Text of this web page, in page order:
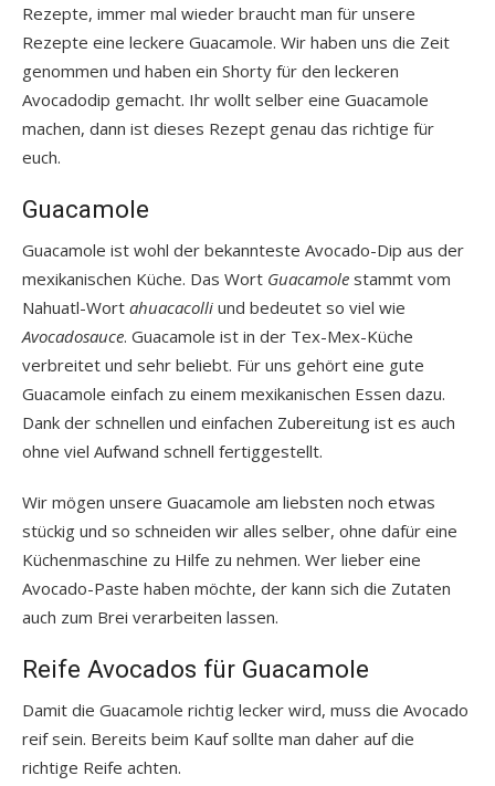
Rezepte, immer mal wieder braucht man für unsere
Rezepte eine leckere Guacamole. Wir haben uns die Zeit
genommen und haben ein Shorty für den leckeren
Avocadodip gemacht. Ihr wollt selber eine Guacamole
machen, dann ist dieses Rezept genau das richtige für
euch.
Guacamole
Guacamole ist wohl der bekannteste Avocado-Dip aus der
mexikanischen Küche. Das Wort Guacamole stammt vom
Nahuatl-Wort ahuacacolli und bedeutet so viel wie
Avocadosauce. Guacamole ist in der Tex-Mex-Küche
verbreitet und sehr beliebt. Für uns gehört eine gute
Guacamole einfach zu einem mexikanischen Essen dazu.
Dank der schnellen und einfachen Zubereitung ist es auch
ohne viel Aufwand schnell fertiggestellt.
Wir mögen unsere Guacamole am liebsten noch etwas
stückig und so schneiden wir alles selber, ohne dafür eine
Küchenmaschine zu Hilfe zu nehmen. Wer lieber eine
Avocado-Paste haben möchte, der kann sich die Zutaten
auch zum Brei verarbeiten lassen.
Reife Avocados für Guacamole
Damit die Guacamole richtig lecker wird, muss die Avocado
reif sein. Bereits beim Kauf sollte man daher auf die
richtige Reife achten.